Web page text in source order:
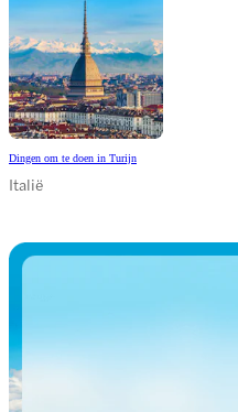
Dingen om te doen in Turijn
Italië